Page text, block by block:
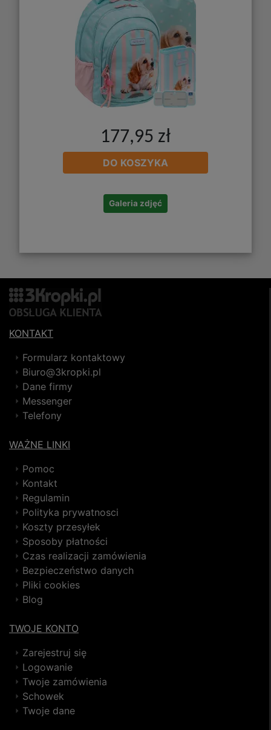
177,95 zł
DO KOSZYKA
Galeria zdjęć
KONTAKT
Formularz kontaktowy
Biuro@3kropki.pl
Dane firmy
Messenger
Telefony
WAŻNE LINKI
Pomoc
Kontakt
Regulamin
Polityka prywatnosci
Koszty przesyłek
Sposoby płatności
Czas realizacji zamówienia
Bezpieczeństwo danych
Pliki cookies
Blog
TWOJE KONTO
Zarejestruj się
Logowanie
Twoje zamówienia
Schowek
Twoje dane